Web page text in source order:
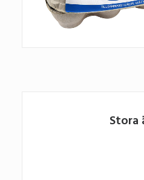
Stora